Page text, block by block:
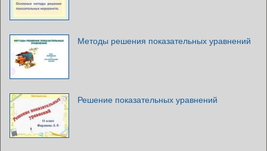
Методы решения показательных уравнений
Решение показательных уравнений